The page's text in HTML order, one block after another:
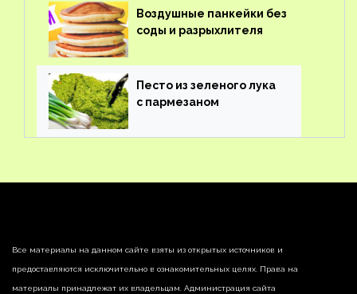
Воздушные панкейки без
соды и разрыхлителя
Песто из зеленого лука
с пармезаном
Все материалы на данном сайте взяты из открытых источников и
предоставляются исключительно в ознакомительных целях. Права на
материалы принадлежат их владельцам. Администрация сайта